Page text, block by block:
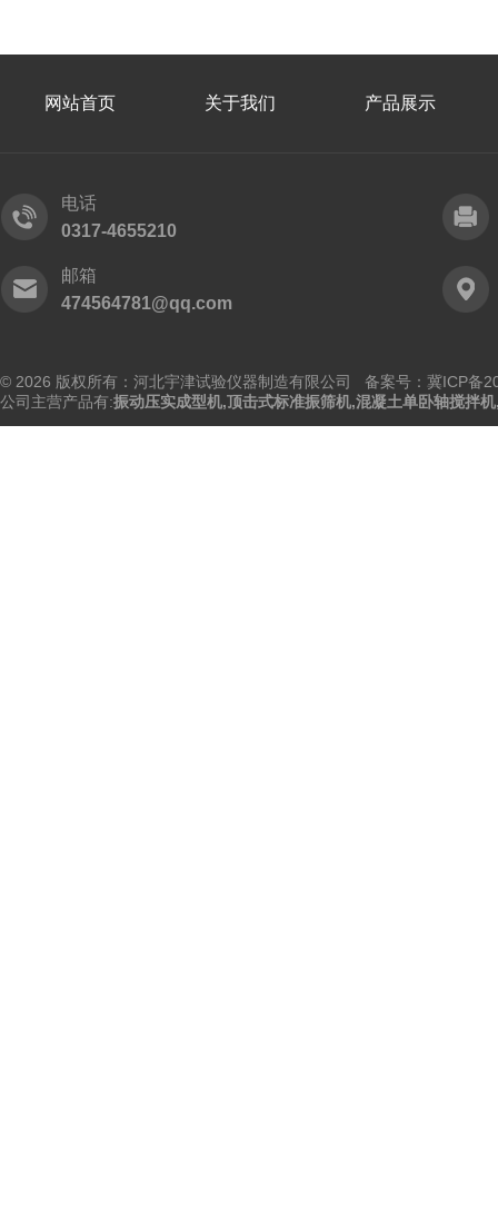
网站首页 关于我们 产品展示
电话
0317-4655210
邮箱
474564781@qq.com
© 2026 版权所有：河北宇津试验仪器制造有限公司 备案号：冀ICP备
公司主营产品有:振动压实成型机,顶击式标准振筛机,混凝土单卧轴搅拌机